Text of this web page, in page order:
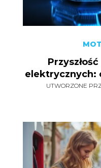
elektrycznych:
UTWORZONE